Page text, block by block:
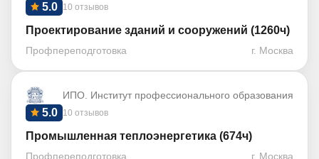
10 отзывов
5.0
Проектирование зданий и сооружений (1260ч)
Профпереподготовка г. Москва
ИПО. Институт профессионального образования
10 отзывов
5.0
Промышленная теплоэнергетика (674ч)
Профпереподготовка г. Москва